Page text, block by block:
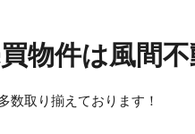
物件は風間不
数取り揃えております！